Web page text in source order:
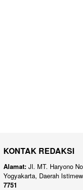
KONTAK REDAKSI
Alamat: Jl. MT. Haryono
Yogyakarta, Daerah
7751